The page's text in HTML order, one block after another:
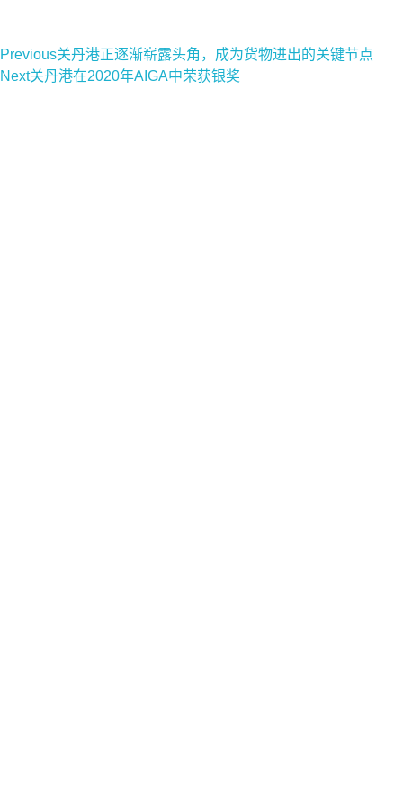
Previous关丹港正逐渐崭露头角，成为货物进出的关键节点
Next关丹港在2020年AIGA中荣获银奖